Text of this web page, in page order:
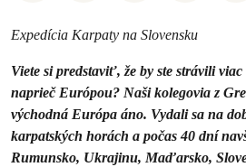
Expedícia Karpaty na Slovensku
Viete si predstaviť, že by ste strávili
naprieč Európou? Naši kolegovia z
východná Európa áno. Vydali sa na
karpatských horách a počas 40 dní
Rumunsko, Ukrajinu, Maďarsko,